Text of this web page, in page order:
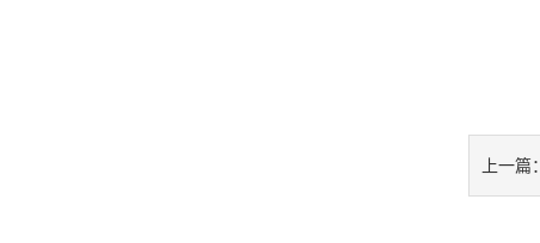
上一篇：